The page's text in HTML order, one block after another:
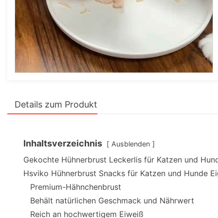
Details zum Produkt
Inhaltsverzeichnis Ausblenden
Gekochte Hühnerbrust Leckerlis für Katzen und
Hsviko Hühnerbrust Snacks für Katzen und Hunde
Premium-Hähnchenbrust
Behält natürlichen Geschmack und Nährwert
Reich an hochwertigem Eiweiß